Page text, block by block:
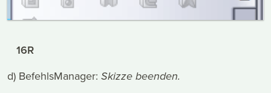
16R
d) BefehlsManager: Skizze beenden.